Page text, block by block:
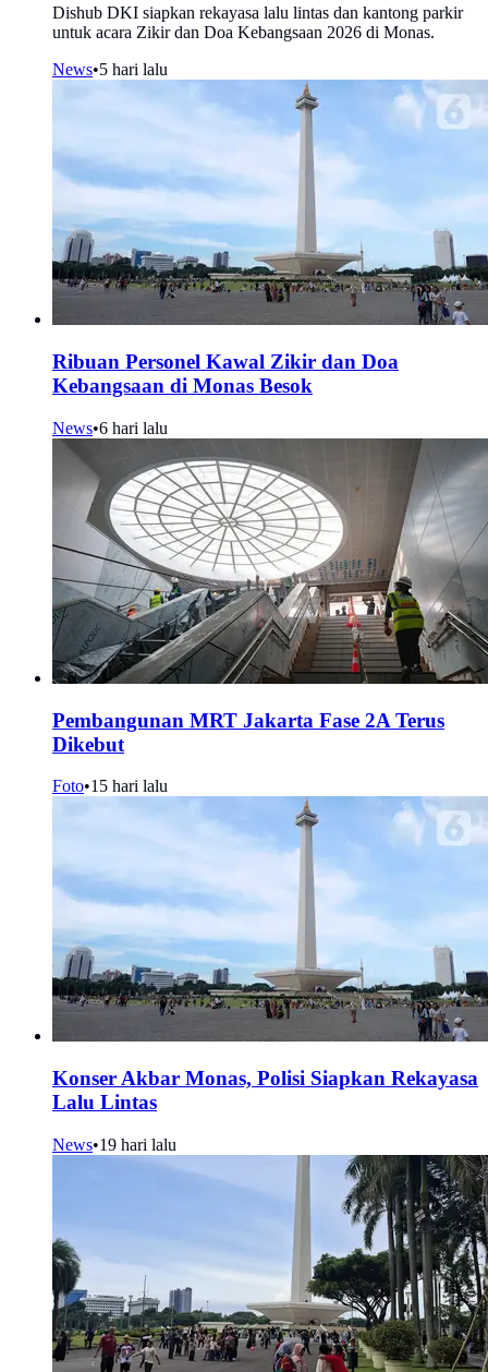
Dishub DKI siapkan rekayasa lalu lintas dan kantong parkir
untuk acara Zikir dan Doa Kebangsaan 2026 di Monas.
News•5 hari lalu
Ribuan Personel Kawal Zikir dan Doa
Kebangsaan di Monas Besok
News•6 hari lalu
Pembangunan MRT Jakarta Fase 2A Terus
Dikebut
Foto•15 hari lalu
Konser Akbar Monas, Polisi Siapkan Rekayasa
Lalu Lintas
News•19 hari lalu